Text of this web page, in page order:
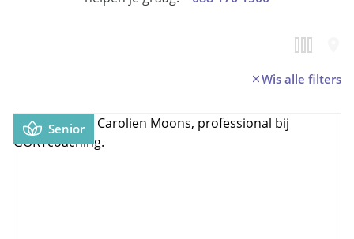
Wis alle filters
Senior